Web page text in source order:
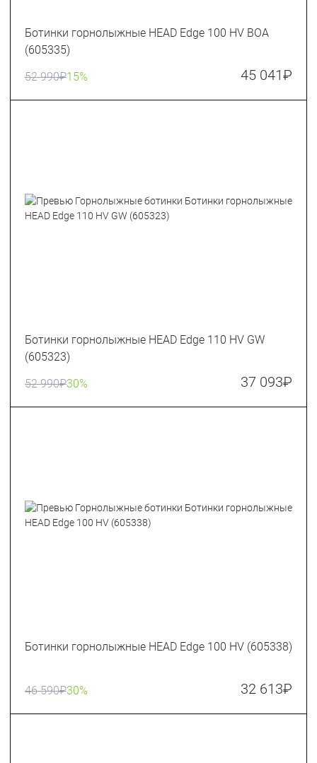
Ботинки горнолыжные HEAD Edge 100 HV BOA
(605335)
52 990₽15% 45 041₽
Ботинки горнолыжные HEAD Edge 110 HV GW
(605323)
52 990₽30% 37 093₽
Ботинки горнолыжные HEAD Edge 100 HV (605338)
46 590₽30% 32 613₽